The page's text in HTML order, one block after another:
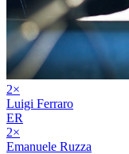
2×
Luigi Ferraro
ER
2×
Emanuele Ruzza